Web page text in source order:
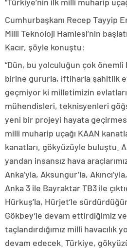
Cumhurbaşkanı Recep Tayyip
Milli Teknoloji Hamlesi’nin
Kacır, şöyle konuştu:
“Dün, bu yolculuğun çok
birine gururla, iftiharla şahitlik
geçmiyor ki milletimizin
mühendisleri, teknisyenleri
yeni bir projeyi hayata
milli muharip uçağı KAAN
kanatları, gökyüzüyle buluştu.
yandan insansız hava
Anka’yla, Aksungur’la,
Anka 3 ile Bayraktar TB3 ile
Hürkuş’la, Hürjet’le
Gökbey’le devam ettirdiğimiz ve
taçlandırdığımız milli havacılık
devam edecek. Türkiye,